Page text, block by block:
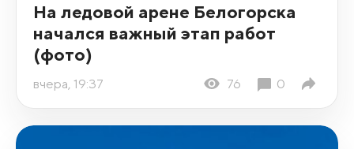
На ледовой арене Белогорска
начался важный этап работ
(фото)
вчера, 19:37 76 0